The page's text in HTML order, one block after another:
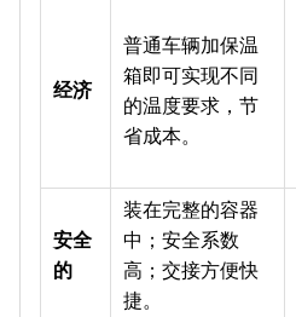
经济
普通车辆加保温
箱即可实现不同
的温度要求，节
省成本。
安全
的
装在完整的容器
中；安全系数
高；交接方便快
捷。